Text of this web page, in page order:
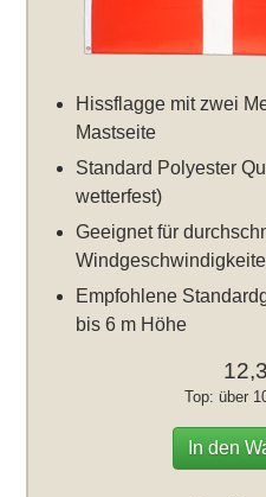
Hissflagge mit zwei
Mastseite
Standard Polyester
wetterfest)
Geeignet für
Empfohlene
bis 6 m Höhe
Top: über
In den